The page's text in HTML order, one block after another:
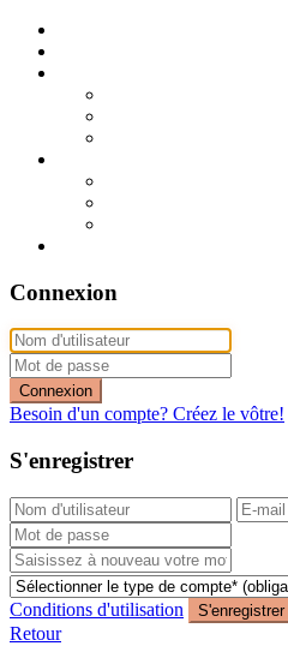
Connexion
Connexion
Besoin d'un compte? Créez le vôtre!
S'enregistrer
Conditions d'utilisation
S'enregistrer
Retour